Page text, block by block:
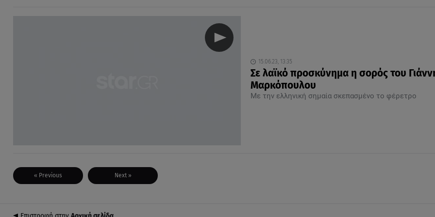
15.06.23, 13:35
Σε λαϊκό προσκύνημα η σορός του
Μαρκόπουλου
Με την ελληνική σημαία σκεπασμένο το φέρετρο
« Previous Next »